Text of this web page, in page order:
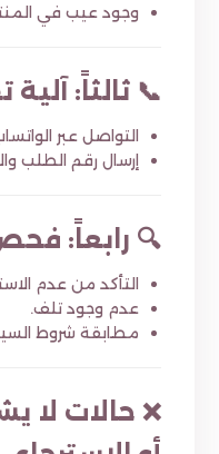
وجود عيب في
📞 ثالثاً:
التواصل عبر
إرسال رقم الطلب
🔍 رابعاً:
التأكد من عدم
عدم وجود تلف.
مطابقة شروط
❌ حالات لا